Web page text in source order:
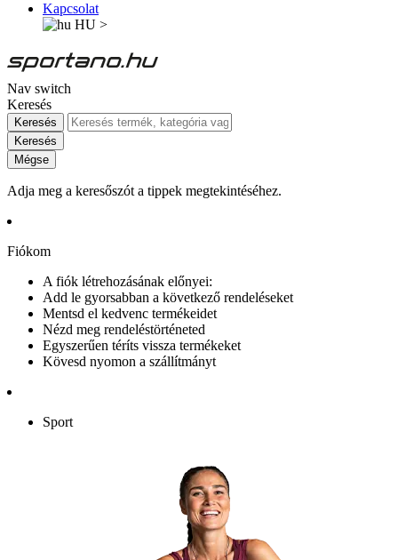
Kapcsolat
HU >
Nav switch
Keresés
Keresés
Keresés
Mégse
Adja meg a keresőszót a tippek megtekintéséhez.
Fiókom
A fiók létrehozásának előnyei:
Add le gyorsabban a következő rendeléseket
Mentsd el kedvenc termékeidet
Nézd meg rendeléstörténeted
Egyszerűen téríts vissza termékeket
Kövesd nyomon a szállítmányt
Sport